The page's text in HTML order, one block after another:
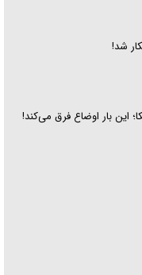
این بار اوضاع فرق می‌کند!